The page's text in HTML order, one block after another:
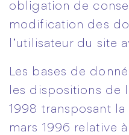
obligation de
modification des
l’utilisateur du site
Les bases de
les dispositions de
1998 transposant
mars 1996 relative